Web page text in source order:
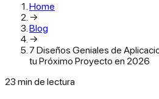
Home
→
Blog
→
7 Diseños Geniales de
tu Próximo Proyecto en 2026
23 min de lectura